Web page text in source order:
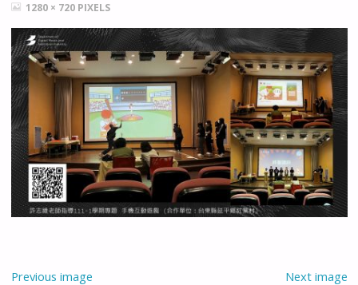
FULL1280 × 720 PIXELS
Previous image Next image